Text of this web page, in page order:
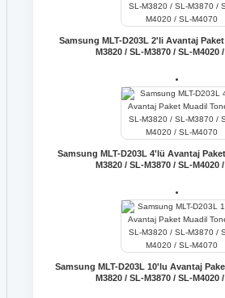
Samsung MLT-D203L 2'li Avantaj
M3820 / SL-M3870 / SL-M4020
Samsung MLT-D203L 4'lü Avantaj
M3820 / SL-M3870 / SL-M4020
Samsung MLT-D203L 10'lu Avantaj
M3820 / SL-M3870 / SL-M4020